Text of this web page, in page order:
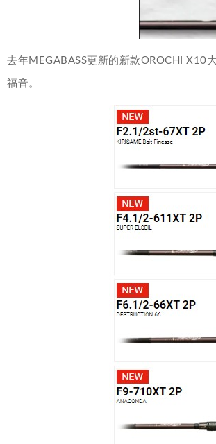
去年MEGABASS更新的新款OROCHI X10
福音。